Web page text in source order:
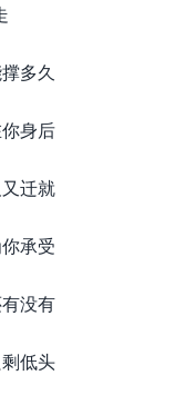
多久
身后
迁就
承受
没有
低头